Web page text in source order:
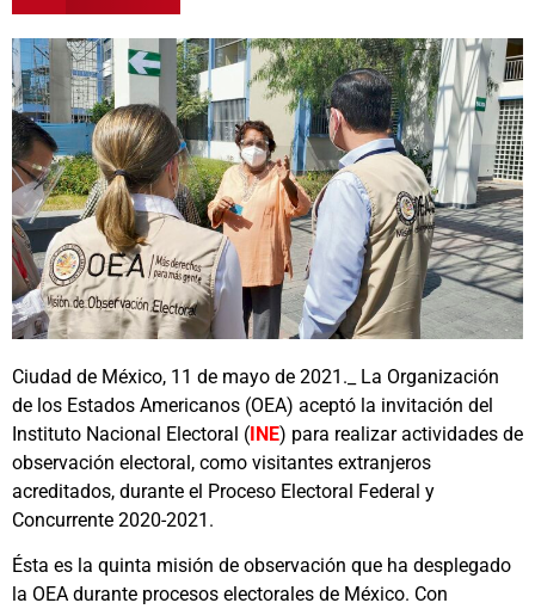
Ciudad de México, 11 de mayo de 2021._ La Organización
de los Estados Americanos (OEA) aceptó la invitación del
Instituto Nacional Electoral (INE) para realizar actividades de
observación electoral, como visitantes extranjeros
acreditados, durante el Proceso Electoral Federal y
Concurrente 2020-2021.
Ésta es la quinta misión de observación que ha desplegado
la OEA durante procesos electorales de México. Con